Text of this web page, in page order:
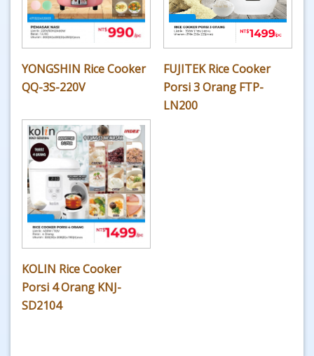
YONGSHIN Rice Cooker
QQ-3S-220V
FUJITEK Rice Cooker
Porsi 3 Orang FTP-
LN200
KOLIN Rice Cooker
Porsi 4 Orang KNJ-
SD2104